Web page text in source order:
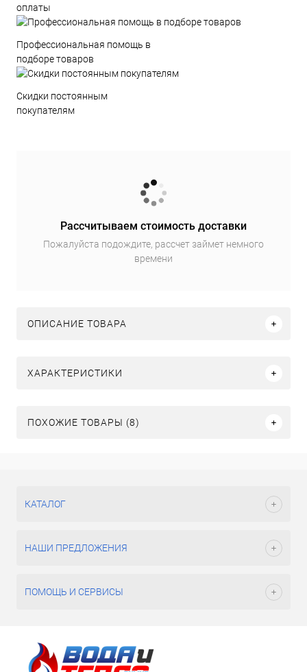
оплаты
Профессиональная помощь в
подборе товаров
Скидки постоянным
покупателям
Рассчитываем стоимость доставки
Пожалуйста подождите, рассчет займет немного
времени
ОПИСАНИЕ ТОВАРА
ХАРАКТЕРИСТИКИ
ПОХОЖИЕ ТОВАРЫ (8)
КАТАЛОГ
НАШИ ПРЕДЛОЖЕНИЯ
ПОМОЩЬ И СЕРВИСЫ